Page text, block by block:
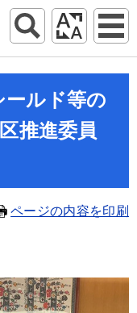
ールド等の
推進委員
ページの内容を印刷